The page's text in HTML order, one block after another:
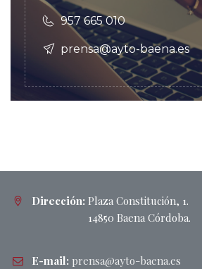
957 665 010
prensa@ayto-baena.es
Dirección: Plaza Constitución, 1.
14850 Baena Córdoba.
E-mail: prensa@ayto-baena.es